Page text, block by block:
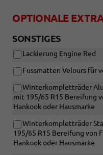
OPTIONALE
SONSTIGES
Lackierung Engine Red
Fussmatten Velours für
Winterkompletträder
mit 195/65 R15 Bereifung
Hankook oder Hausmarke
Winterkompletträder
195/65 R15 Bereifung von
Hankook oder Hausmarke